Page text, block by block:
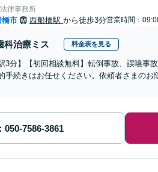
律事務所
橋市 西船橋駅 から徒歩3分営業時間：
科治療ミス 料金表を見る
3分】【初回相談無料】転倒事故、誤嚥事
手続きはお任せください。依頼者さまの